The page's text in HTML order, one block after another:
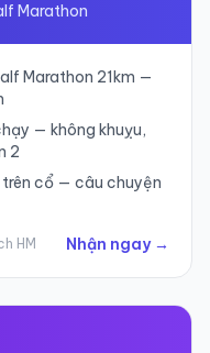
Marathon
Marathon 21km —
— không khuỵu,
2
cổ — câu chuyện
HM Nhận ngay →